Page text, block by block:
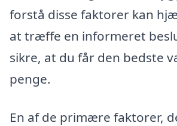
forstå disse faktorer kan
at træffe en informeret
sikre, at du får den bedste
penge.
En af de primære faktorer,